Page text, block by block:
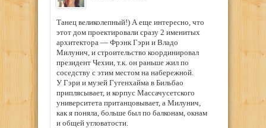
Танец великолепный!) А еще интересно, что
этот дом проектировали сразу 2 именитых
архитектора — Фрэнк Гэри и Владо
Милунич, и строительство координировал
президент Чехии, т.к. он раньше жил по
соседству с этим местом на набережной.
У Гэри и музей Гугенхайма в Бильбао
приплясывает, и корпус Массачусетского
университета пританцовывает, а Милунич,
как я поняла, больше был по балконам, окнам
и общей угловатости.